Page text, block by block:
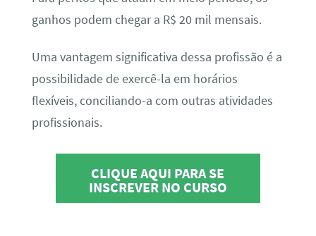
ganhos podem chegar a R$ 20 mil mensais.
Uma vantagem significativa dessa profissão é a
possibilidade de exercê-la em horários
flexíveis, conciliando-a com outras atividades
profissionais.
CLIQUE AQUI PARA SE
INSCREVER NO CURSO